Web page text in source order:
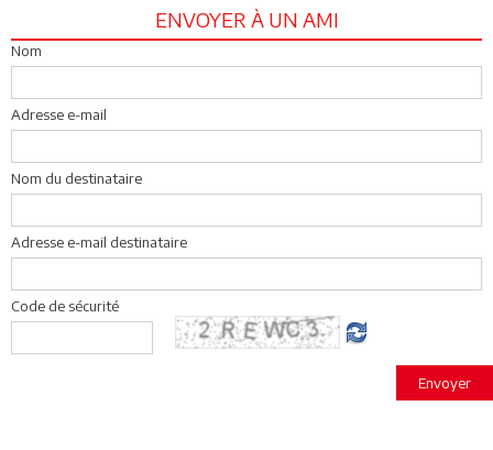
ENVOYER À UN AMI
Nom
Adresse e-mail
Nom du destinataire
Adresse e-mail destinataire
Code de sécurité
Envoyer